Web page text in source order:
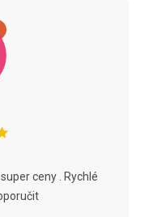
ceny . Rychlé